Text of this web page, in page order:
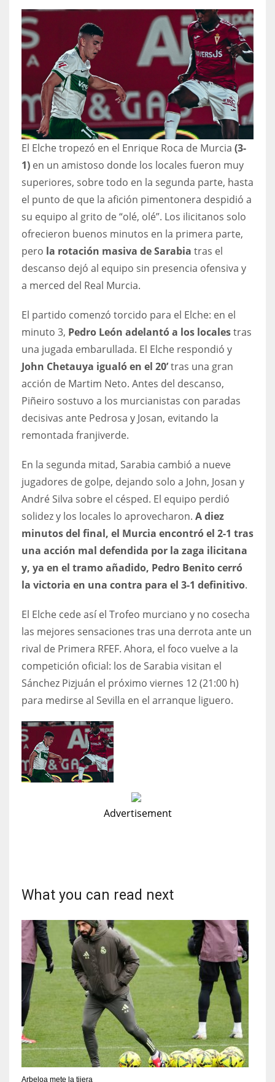
ATL
24
IND
34
MIN
6
PIT
20
NE
16
OAK
19
NYG
24
MIA
17
DAL
WSH
26
El Elche tropezó en el Enrique Roca de Murcia (3-
1) en un amistoso donde los locales fueron muy
superiores, sobre todo en la segunda parte, hasta
el punto de que la afición pimentonera despidió a
su equipo al grito de “olé, olé”. Los ilicitanos solo
ofrecieron buenos minutos en la primera parte,
pero la rotación masiva de Sarabia tras el
descanso dejó al equipo sin presencia ofensiva y
a merced del Real Murcia.
El partido comenzó torcido para el Elche: en el
minuto 3, Pedro León adelantó a los localestras
una jugada embarullada. El Elche respondió y
John Chetauya igualó en el 20’tras una gran
acción de Martim Neto. Antes del descanso,
Piñeiro sostuvo a los murcianistas con paradas
decisivas ante Pedrosa y Josan, evitando la
remontada franjiverde.
En la segunda mitad, Sarabia cambió a nueve
jugadores de golpe, dejando solo a John, Josan y
André Silva sobre el césped. El equipo perdió
solidez y los locales lo aprovecharon. A diez
minutos del final, el Murcia encontró el 2-1 tras
una acción mal defendida por la zaga ilicitana
y, ya en el tramo añadido, Pedro Benito cerró
la victoria en una contra para el 3-1 definitivo.
El Elche cede así el Trofeo murciano y no cosecha
las mejores sensaciones tras una derrota ante un
rival de Primera RFEF. Ahora, el foco vuelve a la
competición oficial: los de Sarabia visitan el
Sánchez Pizjuán el próximo viernes 12 (21:00 h)
para medirse al Sevilla en el arranque liguero.
Advertisement
What you can read next
Arbeloa mete la tijera